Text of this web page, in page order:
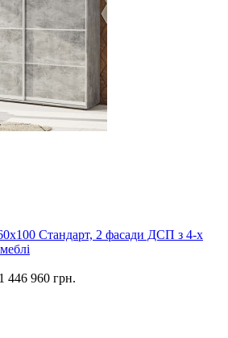
Стандарт, 2 фасади ДСП з 4-х
446 960 грн.